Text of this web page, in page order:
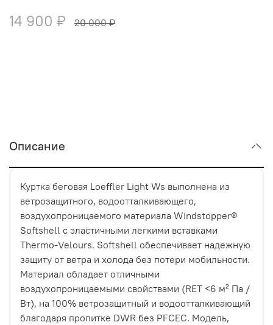
14 900 ₽ 20 000 ₽
Описание
Куртка беговая Loeffler Light Ws выполнена из
ветрозащитного, водоотталкивающего,
воздухопроницаемого материала Windstopper®
Softshell с эластичными легкими вставками
Thermo-Velours. Softshell обеспечивает надежную
защиту от ветра и холода без потери мобильности.
Материал обладает отличными
воздухопроницаемыми свойствами (RET <6 м² Па /
Вт), на 100% ветрозащитный и водоотталкивающий
благодаря пропитке DWR без PFCEC. Модель,